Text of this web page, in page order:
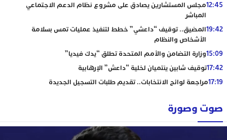
12:45مجلس المستشارين يصادق على مشروع نظام الدعم الاجتماعي
المباشر
19:42المضيق.. توقيف “داعشي” خطط لتنفيذ عمليات تمس بسلامة
الأشخاص والنظام
15:09وزارة التضامن والأمم المتحدة تطلق “يدك فيديا”
17:42توقيف شابين ينتميان لخلية “داعش” الإرهابية
17:19مراجعة لوائح الانتخابات.. تقديم طلبات التسجيل الجديدة
صوت وصورة